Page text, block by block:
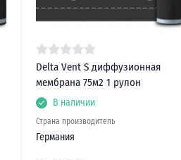
Delta Vent S диффузионная
мембрана 75м2 1 рулон
В наличии
Страна производитель
Германия